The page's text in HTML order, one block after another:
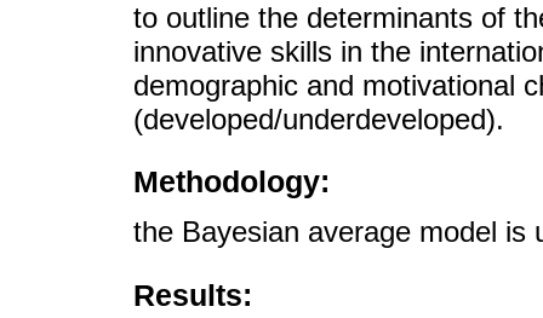
to outline the determinants of
innovative skills in the
demographic and motivational
(developed/underdeveloped).
Methodology:
the Bayesian average model is
Results: